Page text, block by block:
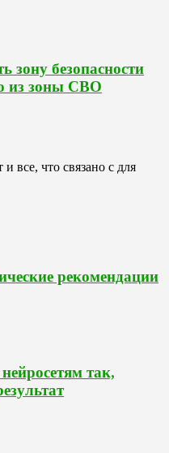
зону безопасности
из зоны СВО
все, что связано с для
рекомендации
так,